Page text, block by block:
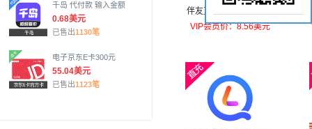
千岛 代付款 输入金额
0.68美元
已售出1130笔
电子京东E卡300元
55.04美元
已售出1123笔
伴友直播 友币充值50元
友币
VIP会员价：8.56美元